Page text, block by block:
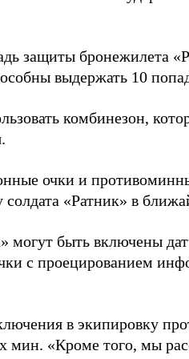
защиты бронежилета
выдержать 10
комбинезон,
очки и
«Ратник» в
могут быть включены
с проецированием
в экипировку
мин. «Кроме того, мы